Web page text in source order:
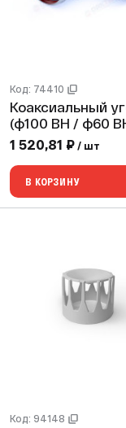
Код: 74410
Коаксиальный угол
(ф100 ВН / ф60
1 520,81 ₽ / шт
В КОРЗИНУ
Код: 94148